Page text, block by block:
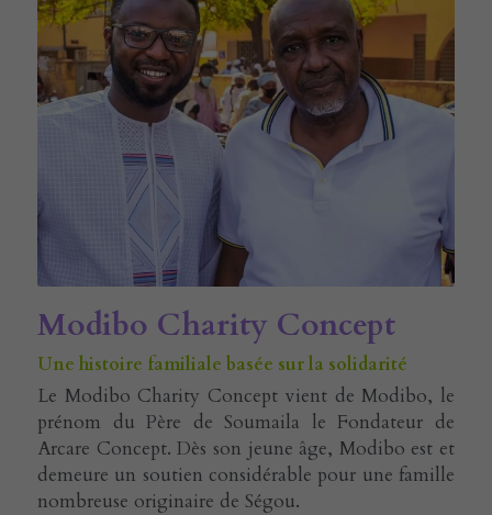
Modibo Charity Concept
Une histoire familiale basée sur la solidarité
Le Modibo Charity Concept vient de Modibo, le
prénom du Père de Soumaila le Fondateur de
Arcare Concept. Dès son jeune âge, Modibo est et
demeure un soutien considérable pour une famille
nombreuse originaire de Ségou.